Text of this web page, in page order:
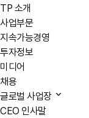
TP 소개
사업부문
지속가능경영
투자정보
미디어
채용
글로벌 사업장
CEO 인사말